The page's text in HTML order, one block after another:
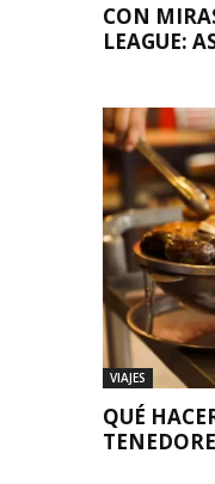
CON
LEAGUE:
VIAJES
QUÉ